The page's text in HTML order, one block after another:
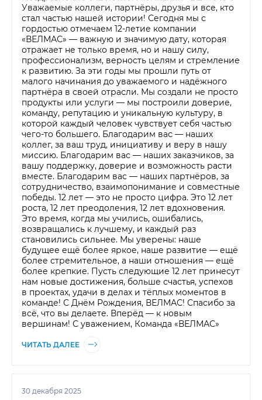
Уважаемые коллеги, партнёры, друзья и все, кто
стал частью нашей истории! Сегодня мы с
гордостью отмечаем 12-летие компании
«ВЕЛМАС» — важную и значимую дату, которая
отражает не только время, но и нашу силу,
профессионализм, верность целям и стремление
к развитию. За эти годы мы прошли путь от
малого начинания до уважаемого и надёжного
партнёра в своей отрасли. Мы создали не просто
продукты или услуги — мы построили доверие,
команду, репутацию и уникальную культуру, в
которой каждый человек чувствует себя частью
чего-то большего. Благодарим вас — наших
коллег, за ваш труд, инициативу и веру в нашу
миссию. Благодарим вас — наших заказчиков, за
вашу поддержку, доверие и возможность расти
вместе. Благодарим вас — наших партнёров, за
сотрудничество, взаимопонимание и совместные
победы. 12 лет — это не просто цифра. Это 12 лет
роста, 12 лет преодоления, 12 лет вдохновения.
Это время, когда мы учились, ошибались,
возвращались к лучшему, и каждый раз
становились сильнее. Мы уверены: наше
будущее ещё более яркое, наше развитие — ещё
более стремительное, а наши отношения — ещё
более крепкие. Пусть следующие 12 лет принесут
нам новые достижения, больше счастья, успехов
в проектах, удачи в делах и тёплых моментов в
команде! С Днём Рождения, ВЕЛМАС! Спасибо за
всё, что вы делаете. Вперёд — к новым
вершинам! С уважением, Команда «ВЕЛМАС»
ЧИТАТЬ ДАЛЕЕ
30 декабря 2025